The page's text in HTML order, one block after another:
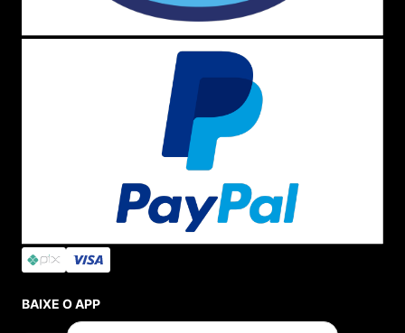
BAIXE O APP